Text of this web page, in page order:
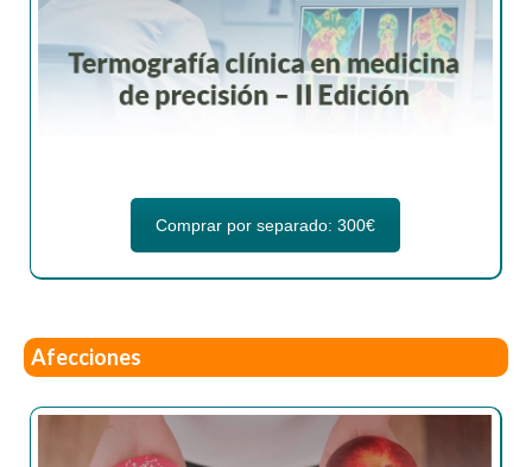
Comprar por separado: 300€
Afecciones